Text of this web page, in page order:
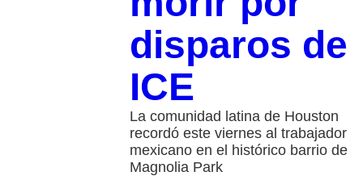
disparos de
ICE
La comunidad latina de Houston
recordó este viernes al trabajador
mexicano en el histórico barrio de
Magnolia Park